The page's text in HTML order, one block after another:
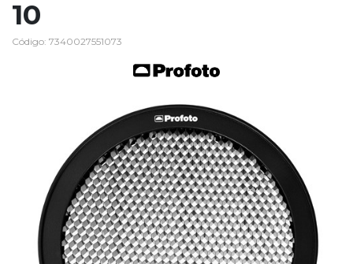
10
Código: 7340027551073